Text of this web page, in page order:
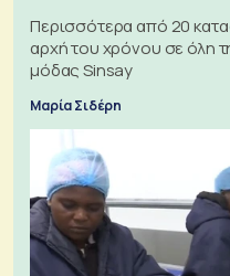
Περισσότερα από 20
αρχή του χρόνου σε όλη
μόδας Sinsay
Μαρία Σιδέρη